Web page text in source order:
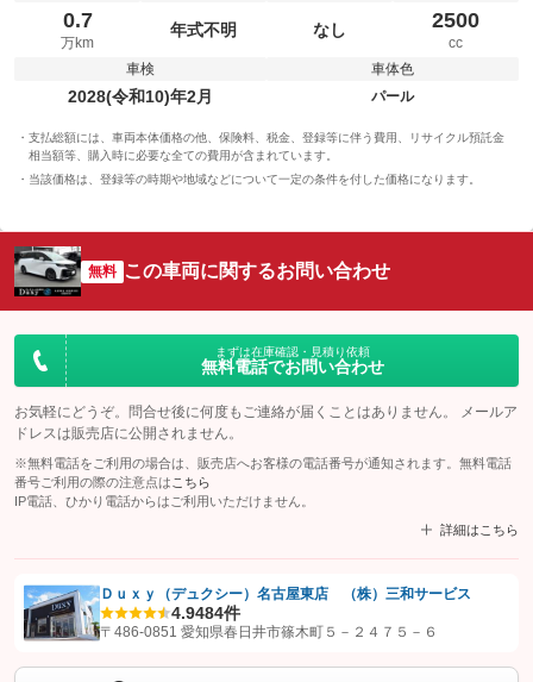
0.7
万km
年式不明 なし 2500
cc
車検
2028(令和10)年2月
車体色
パール
支払総額には、車両本体価格の他、保険料、税金、登録等に伴う費用、リサイクル預託金
相当額等、購入時に必要な全ての費用が含まれています。
当該価格は、登録等の時期や地域などについて一定の条件を付した価格になります。
無料 この車両に関するお問い合わせ
まずは在庫確認・見積り依頼
無料電話でお問い合わせ
お気軽にどうぞ。問合せ後に何度もご連絡が届くことはありません。 メールア
ドレスは販売店に公開されません。
※無料電話をご利用の場合は、販売店へお客様の電話番号が通知されます。無料電話
番号ご利用の際の注意点は こちら
IP電話、ひかり電話からはご利用いただけません。
詳細はこちら
【STEP1】認証画面でグーネットを友だち追加してから「許可する」ボタンを押
Ｄｕｘｙ（デュクシー）名古屋東店 （株）三和サービス
4.9484件
〒486-0851 愛知県春日井市篠木町５－２４７５－６